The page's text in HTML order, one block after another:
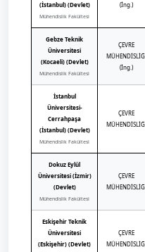
(İstanbul) (Devlet)
Mühendislik Fakültesi
(İng.)
Gebze Teknik
Üniversitesi
(Kocaeli) (Devlet)
Mühendislik Fakültesi
ÇEVRE
(İng.)
İstanbul
Üniversitesi-
Cerrahpaşa
(İstanbul) (Devlet)
Mühendislik Fakültesi
ÇEVRE
Dokuz Eylül
Üniversitesi (İzmir)
(Devlet)
Mühendislik Fakültesi
ÇEVRE
Eskişehir Teknik
Üniversitesi
(Eskişehir) (Devlet)
ÇEVRE